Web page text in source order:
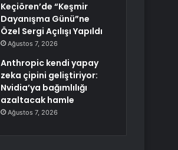
Keçiören’de “Keşmir
Dayanışma Günü”ne
Özel Sergi Açılışı Yapıldı
Ağustos 7, 2026
Anthropic kendi yapay
zeka çipini geliştiriyor:
Nvidia’ya bağımlılığı
azaltacak hamle
Ağustos 7, 2026